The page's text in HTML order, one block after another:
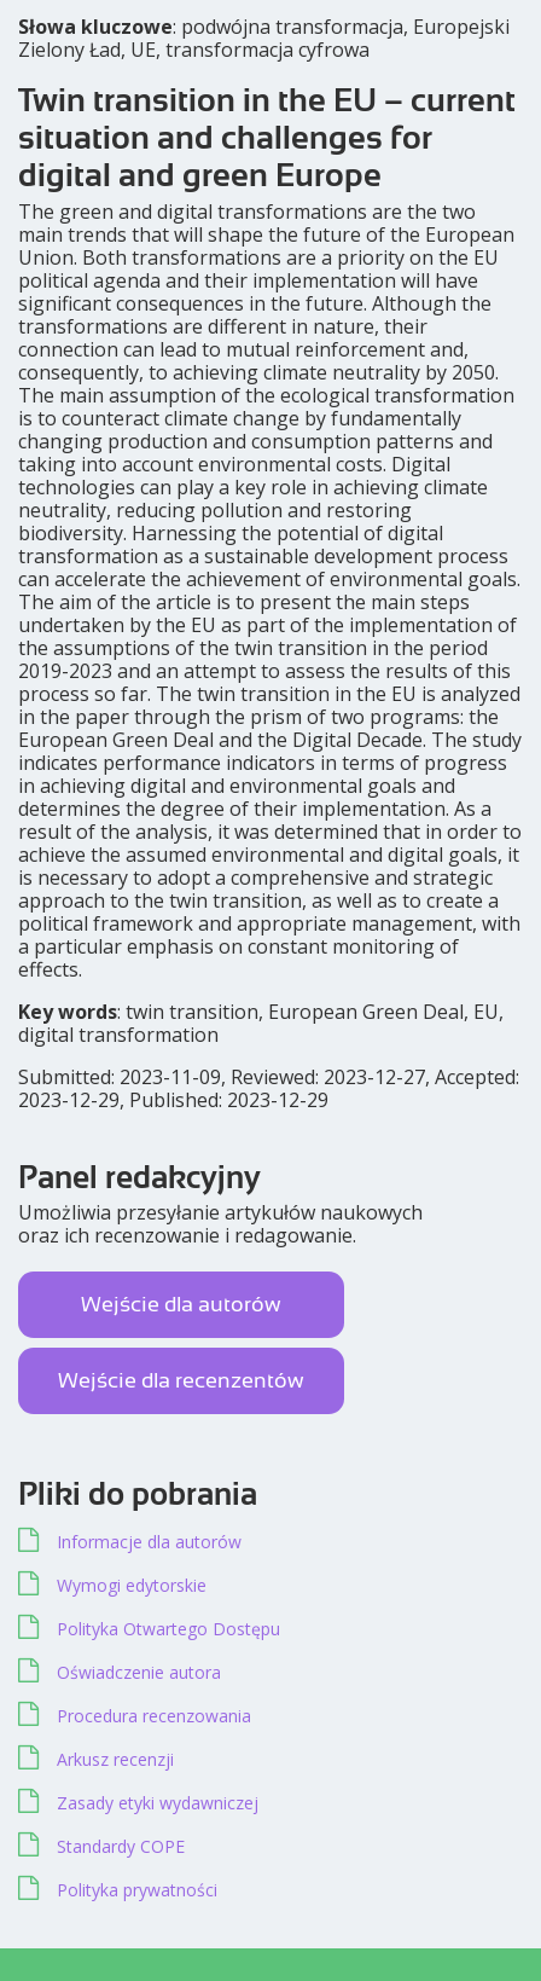
Słowa kluczowe: podwójna transformacja, Europejski
Zielony Ład, UE, transformacja cyfrowa
Twin transition in the EU – current
situation and challenges for
digital and green Europe
The green and digital transformations are the two
main trends that will shape the future of the European
Union. Both transformations are a priority on the EU
political agenda and their implementation will have
significant consequences in the future. Although the
transformations are different in nature, their
connection can lead to mutual reinforcement and,
consequently, to achieving climate neutrality by 2050.
The main assumption of the ecological transformation
is to counteract climate change by fundamentally
changing production and consumption patterns and
taking into account environmental costs. Digital
technologies can play a key role in achieving climate
neutrality, reducing pollution and restoring
biodiversity. Harnessing the potential of digital
transformation as a sustainable development process
can accelerate the achievement of environmental goals.
The aim of the article is to present the main steps
undertaken by the EU as part of the implementation of
the assumptions of the twin transition in the period
2019-2023 and an attempt to assess the results of this
process so far. The twin transition in the EU is analyzed
in the paper through the prism of two programs: the
European Green Deal and the Digital Decade. The study
indicates performance indicators in terms of progress
in achieving digital and environmental goals and
determines the degree of their implementation. As a
result of the analysis, it was determined that in order to
achieve the assumed environmental and digital goals, it
is necessary to adopt a comprehensive and strategic
approach to the twin transition, as well as to create a
political framework and appropriate management, with
a particular emphasis on constant monitoring of
effects.
Key words: twin transition, European Green Deal, EU,
digital transformation
Submitted: 2023-11-09, Reviewed: 2023-12-27, Accepted:
2023-12-29, Published: 2023-12-29
Panel redakcyjny
Umożliwia przesyłanie artykułów naukowych
oraz ich recenzowanie i redagowanie.
Wejście dla autorów
Wejście dla recenzentów
Pliki do pobrania
Informacje dla autorów
Wymogi edytorskie
Polityka Otwartego Dostępu
Oświadczenie autora
Procedura recenzowania
Arkusz recenzji
Zasady etyki wydawniczej
Standardy COPE
Polityka prywatności